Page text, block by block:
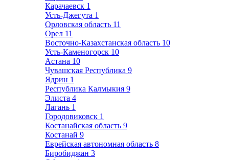
Карачаевск 1
Усть-Джегута 1
Орловская область 11
Орел 11
Восточно-Казахстанская область 10
Усть-Каменогорск 10
Астана 10
Чувашская Республика 9
Ядрин 1
Республика Калмыкия 9
Элиста 4
Лагань 1
Городовиковск 1
Костанайская область 9
Костанай 9
Еврейская автономная область 8
Биробиджан 3